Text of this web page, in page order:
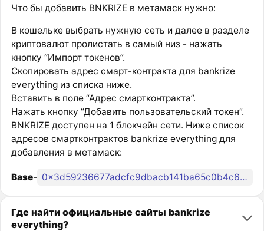
Что бы добавить BNKRIZE в метамаск нужно:
В кошельке выбрать нужную сеть и далее в разделе
криптовалют пролистать в самый низ - нажать
кнопку “Импорт токенов”.
Скопировать адрес смарт-контракта для bankrize
everything из списка ниже.
Вставить в поле “Адрес смартконтракта”.
Нажать кнопку “Добавить пользовательский токен”.
BNKRIZE доступен на 1 блокчейн сети. Ниже список
адресов смартконтрактов bankrize everything для
добавления в метамаск:
Base- 0x3d59236677adcfc9dbacb141ba65c0b4c6230ba3
Где найти официальные сайты bankrize
everything?